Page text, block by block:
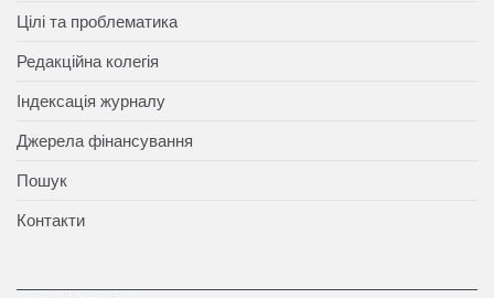
Цілі та проблематика
Редакційна колегія
Індексація журналу
Джерела фінансування
Пошук
Контакти